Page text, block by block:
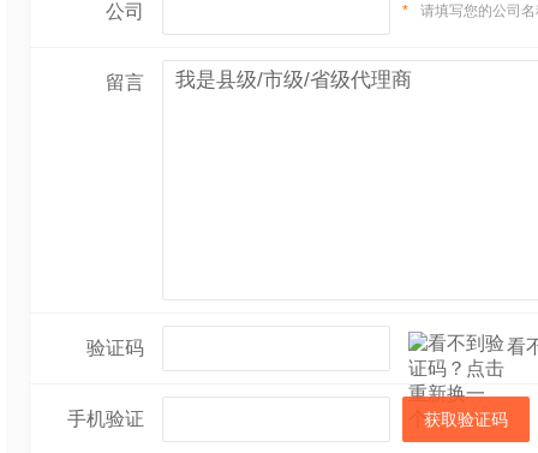
公司 * 请填写您的公司
留言
验证码 看
手机验证 获取验证码